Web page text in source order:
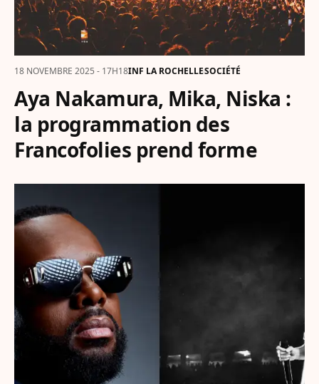
18 NOVEMBRE 2025 - 17H18INF LA ROCHELLESOCIÉTÉ
Aya Nakamura, Mika, Niska :
la programmation des
Francofolies prend forme